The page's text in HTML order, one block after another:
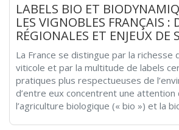
LABELS BIO ET
LES VIGNOBLES FRANÇAIS :
RÉGIONALES ET ENJEUX DE
La France se distingue par la richesse
viticole et par la multitude de labels
pratiques plus respectueuses de
d’entre eux concentrent une attention
l’agriculture biologique (« bio ») et la